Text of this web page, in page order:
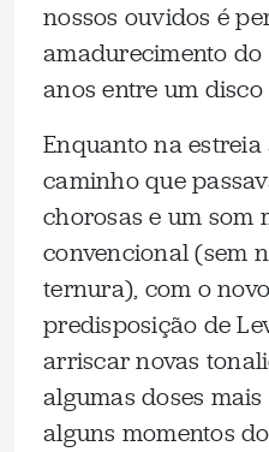
nossos ouvidos é
amadurecimento do
anos entre um disco
Enquanto na
caminho que
chorosas e um som
convencional (sem
ternura), com o
predisposição de
arriscar novas
algumas doses
alguns momentos